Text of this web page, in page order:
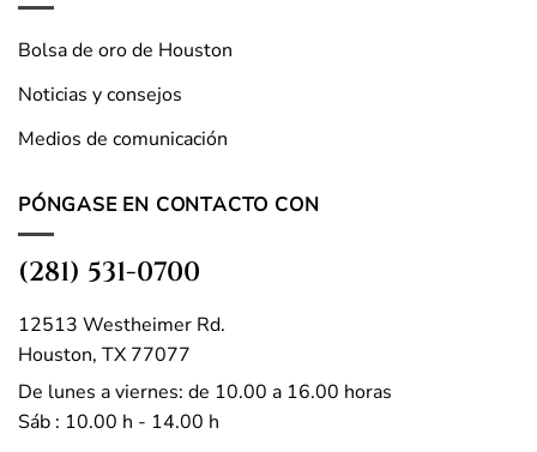
Bolsa de oro de Houston
Noticias y consejos
Medios de comunicación
PÓNGASE EN CONTACTO CON
(281) 531-0700
12513 Westheimer Rd.
Houston, TX 77077
De lunes a viernes: de 10.00 a 16.00 horas
Sáb : 10.00 h - 14.00 h